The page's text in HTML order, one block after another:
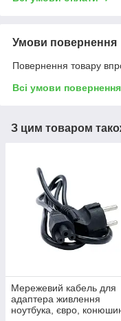
Умови повернення
Повернення товару
Всі умови повернення
З цим товаром
Мережевий кабель для
адаптера живлення
ноутбука, євро,